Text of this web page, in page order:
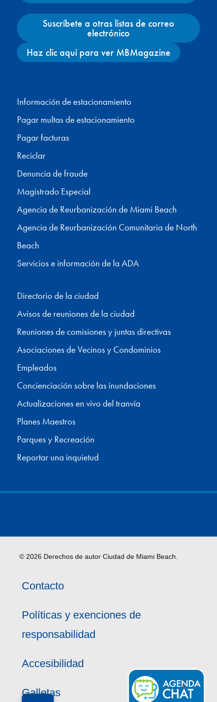
Suscríbete a otras listas de correo
electrónico
Haz clic aquí para ver MBMagazine
Información de estacionamiento
Pagar multas de estacionamiento
Pagar facturas
Reciclar
Denuncia de fraude
Magistrado Especial
Agencia de Reurbanización de Miami Beach
Agencia de Reurbanización Comunitaria de North
Beach
Servicios e información de la ADA
Directorio de la ciudad
Avisos de reuniones de la ciudad
Reuniones de comisiones y juntas directivas
Asociaciones de Vecinos y Condominios
Empleados
Concienciación sobre las inundaciones
Actualizaciones en vivo del tranvía
Planes Maestros
Parques y Recreación
Reportar una inquietud
© 2026 Derechos de autor Ciudad de Miami Beach.
Contacto
Políticas y exenciones de
responsabilidad
Accesibilidad
Galletas